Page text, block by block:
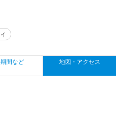
間など 地図・アクセス